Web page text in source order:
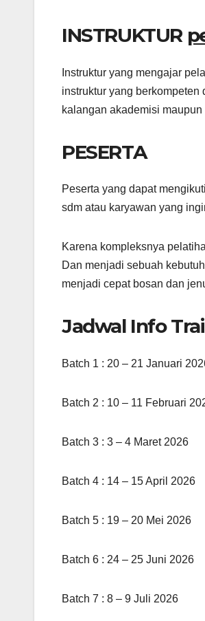
INSTRUKTUR
Instruktur yang mengajar
instruktur yang
kalangan akademisi maupun
PESERTA
Peserta yang dapat
sdm atau karyawan yang
Karena kompleksnya
Dan menjadi sebuah
menjadi cepat bosan dan
Jadwal Info
Batch 1 : 20 – 21 Januari
Batch 2 : 10 – 11 Februari
Batch 3 : 3 – 4 Maret 2026
Batch 4 : 14 – 15 April 2026
Batch 5 : 19 – 20 Mei 2026
Batch 6 : 24 – 25 Juni 2026
Batch 7 : 8 – 9 Juli 2026